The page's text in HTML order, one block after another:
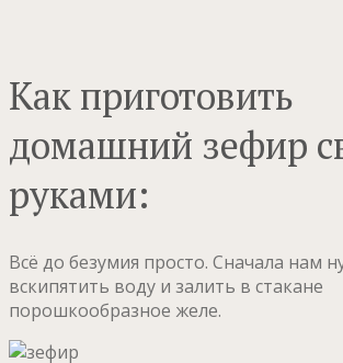
Как приготовить
домашний зефир
руками:
Всё до безумия просто. Сначала нам
вскипятить воду и залить в стакане
порошкообразное желе.